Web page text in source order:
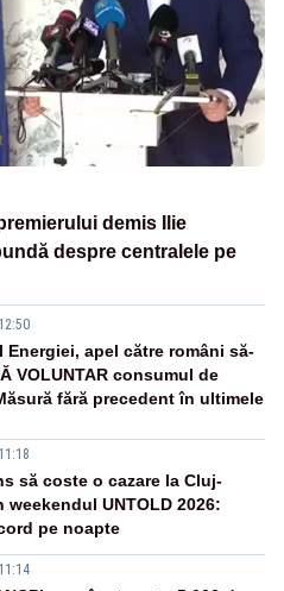
demis Ilie
despre centralele pe
Energiei, apel către români să-
VOLUNTAR consumul de
fără precedent în ultimele
să coste o cazare la Cluj-
weekendul UNTOLD 2026:
pe noapte